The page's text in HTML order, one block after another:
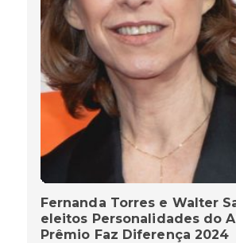
Fernanda Torres e Walter
eleitos Personalidades do
Prêmio Faz Diferença 2024